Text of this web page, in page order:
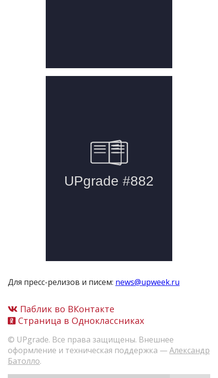
Для пресс-релизов и писем: news@upweek.ru
Паблик во ВКонтакте
Страница в Одноклассниках
© UPgrade. Все права защищены. Внешнее
оформление и техническая поддержка —Александр
Батолло.